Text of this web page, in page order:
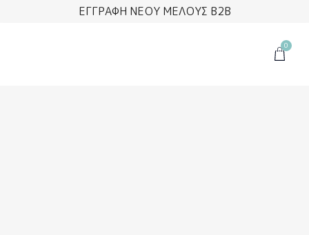
ΕΓΓΡΑΦΗ ΝΕΟΥ ΜΕΛΟΥΣ B2B
0
Cart